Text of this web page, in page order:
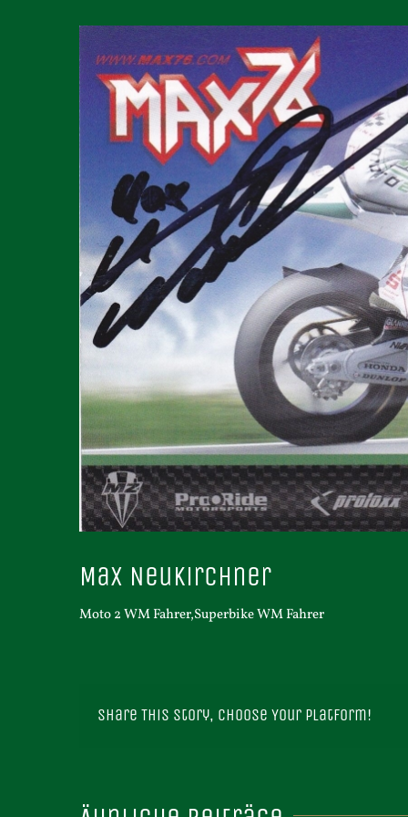
Zeige
grösseres
Bild
Max Neukirchner
Moto 2 WM Fahrer,Superbike WM Fahrer
Share This Story, Choose Your Platform!